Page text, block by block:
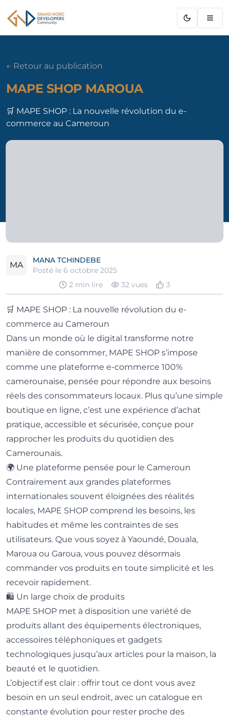
GNDC
← Retour au publication
MAPE SHOP MAROUA
🛒 MAPE SHOP : La nouvelle révolution du e-
commerce au Cameroun
MA
MANA TCHINDEBE
Posté le 6 octobre 2025
2 min lire 32 vues 3
🛒 MAPE SHOP : La nouvelle révolution du e-
commerce au Cameroun
Dans un monde où le digital transforme notre
manière de consommer, MAPE SHOP s’impose
comme une plateforme e-commerce 100%
camerounaise, pensée pour répondre aux besoins
réels des consommateurs locaux. Plus qu’une simple
boutique en ligne, c’est une expérience d’achat
pratique, accessible et sécurisée, conçue pour
rapprocher les produits du quotidien des
Camerounais.
🌍 Une plateforme pensée pour le Cameroun
Contrairement aux grandes plateformes
internationales souvent éloignées des réalités
locales, MAPE SHOP comprend les besoins, les
habitudes et même les contraintes de ses
utilisateurs. Que vous soyez à Yaoundé, Douala,
Maroua ou Garoua, vous pouvez désormais
commander vos produits en toute simplicité et les
recevoir rapidement.
🛍️ Un large choix de produits
MAPE SHOP met à disposition une variété de
produits allant des équipements électroniques,
accessoires téléphoniques et gadgets
technologiques jusqu’aux articles pour la maison, la
beauté et le quotidien.
L’objectif est clair : offrir tout ce dont vous avez
besoin en un seul endroit, avec un catalogue en
constante évolution pour rester proche des